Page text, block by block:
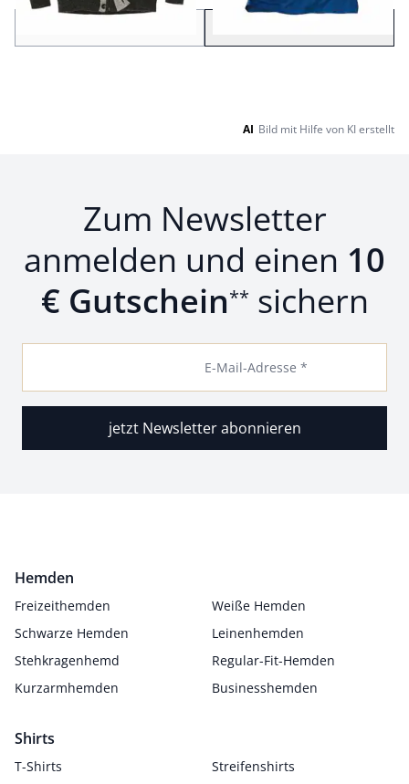
AI Bild mit Hilfe von KI erstellt
Zum Newsletter
anmelden und einen 10
€ Gutschein** sichern
E-Mail-Adresse *
jetzt Newsletter abonnieren
Hemden
Freizeithemden
Weiße Hemden
Schwarze Hemden
Leinenhemden
Stehkragenhemd
Regular-Fit-Hemden
Kurzarmhemden
Businesshemden
Shirts
T-Shirts
Streifenshirts